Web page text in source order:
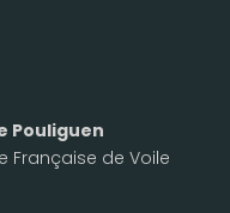
Pouliguen
Française de Voile